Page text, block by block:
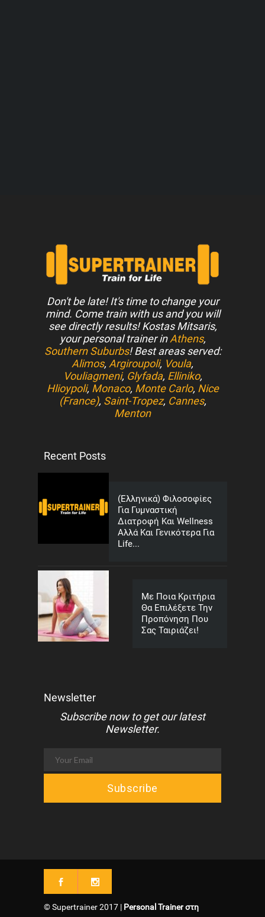
Don't be late! It's time to change your
mind. Come train with us and you will
see directly results! Kostas Mitsaris,
your personal trainer inAthens,
Southern Suburbs! Best areas served:
Alimos, Argiroupoli, Voula,
Vouliagmeni, Glyfada, Elliniko,
Hlioypoli, Monaco, Monte Carlo, Nice
(France), Saint-Tropez, Cannes,
Menton
Recent Posts
(Ελληνικά) Φιλοσοφίες
Για Γυμναστική
Διατροφή Και Wellness
Αλλά Και Γενικότερα Για
Life...
Με Ποια Κριτήρια
Θα Επιλέξετε Την
Προπόνηση Που
Σας Ταιριάζει!
Newsletter
Subscribe now to get our latest
Newsletter.
© Supertrainer 2017 | Personal Trainer στη